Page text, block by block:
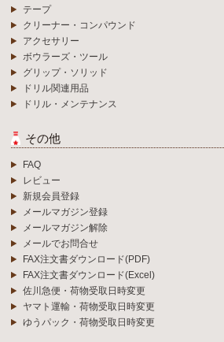
テープ
クリーナー・コンパウンド
アクセサリー
ボウラーズ・ツール
グリップ・ソリッド
ドリル関連用品
ドリル・メンテナンス
その他
FAQ
レビュー
新規会員登録
メールマガジン登録
メールマガジン解除
メールでお問合せ
FAX注文書ダウンロード(PDF)
FAX注文書ダウンロード(Excel)
佐川急便・荷物受取日時変更
ヤマト運輸・荷物受取日時変更
ゆうパック・荷物受取日時変更